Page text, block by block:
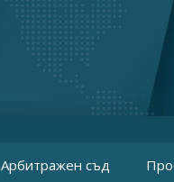
Арбитражен съд